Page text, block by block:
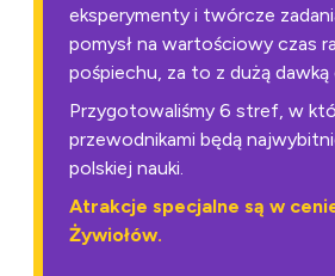
eksperymenty i twórcze
pomysł na wartościowy czas
pośpiechu, za to z dużą dawką
Przygotowaliśmy 6 stref, w
przewodnikami będą
polskiej nauki.
Atrakcje specjalne są w
Żywiołów.